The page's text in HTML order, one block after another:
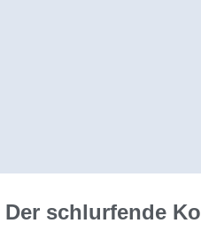
Der schlurfende